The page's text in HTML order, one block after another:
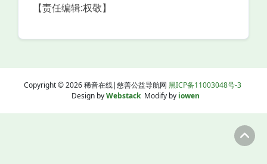
【责任编辑:权敬】
Copyright © 2026 稀音在线|慈善公益导航网 黑ICP备11003048号-3
Design byWebstackModify by iowen